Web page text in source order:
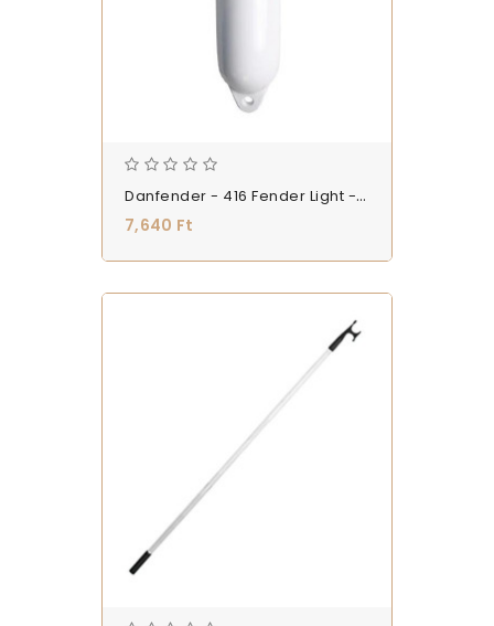
Danfender - 416 Fender Light - Fehér - Ütköző Bója - (FENDDHP416LIG_W)
7,640 Ft